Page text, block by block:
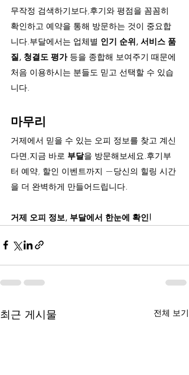
무작정 검색하기보다,후기와 평점을 꼼꼼히
확인하고 예약을 통해 방문하는 것이 중요합
니다.부달에서는 업체별 인기 순위, 서비스 품
질, 청결도 평가 등을 종합해 보여주기 때문에
처음 이용하시는 분들도 믿고 선택할 수 있습
니다.
마무리
거제에서 믿을 수 있는 오피 정보를 찾고 계신
다면,지금 바로 부달을 방문해보세요.후기부
터 예약, 할인 이벤트까지 —당신의 힐링 시간
을 더 완벽하게 만들어드립니다.
거제 오피 정보, 부달에서 한눈에 확인!
최근 게시물 전체 보기